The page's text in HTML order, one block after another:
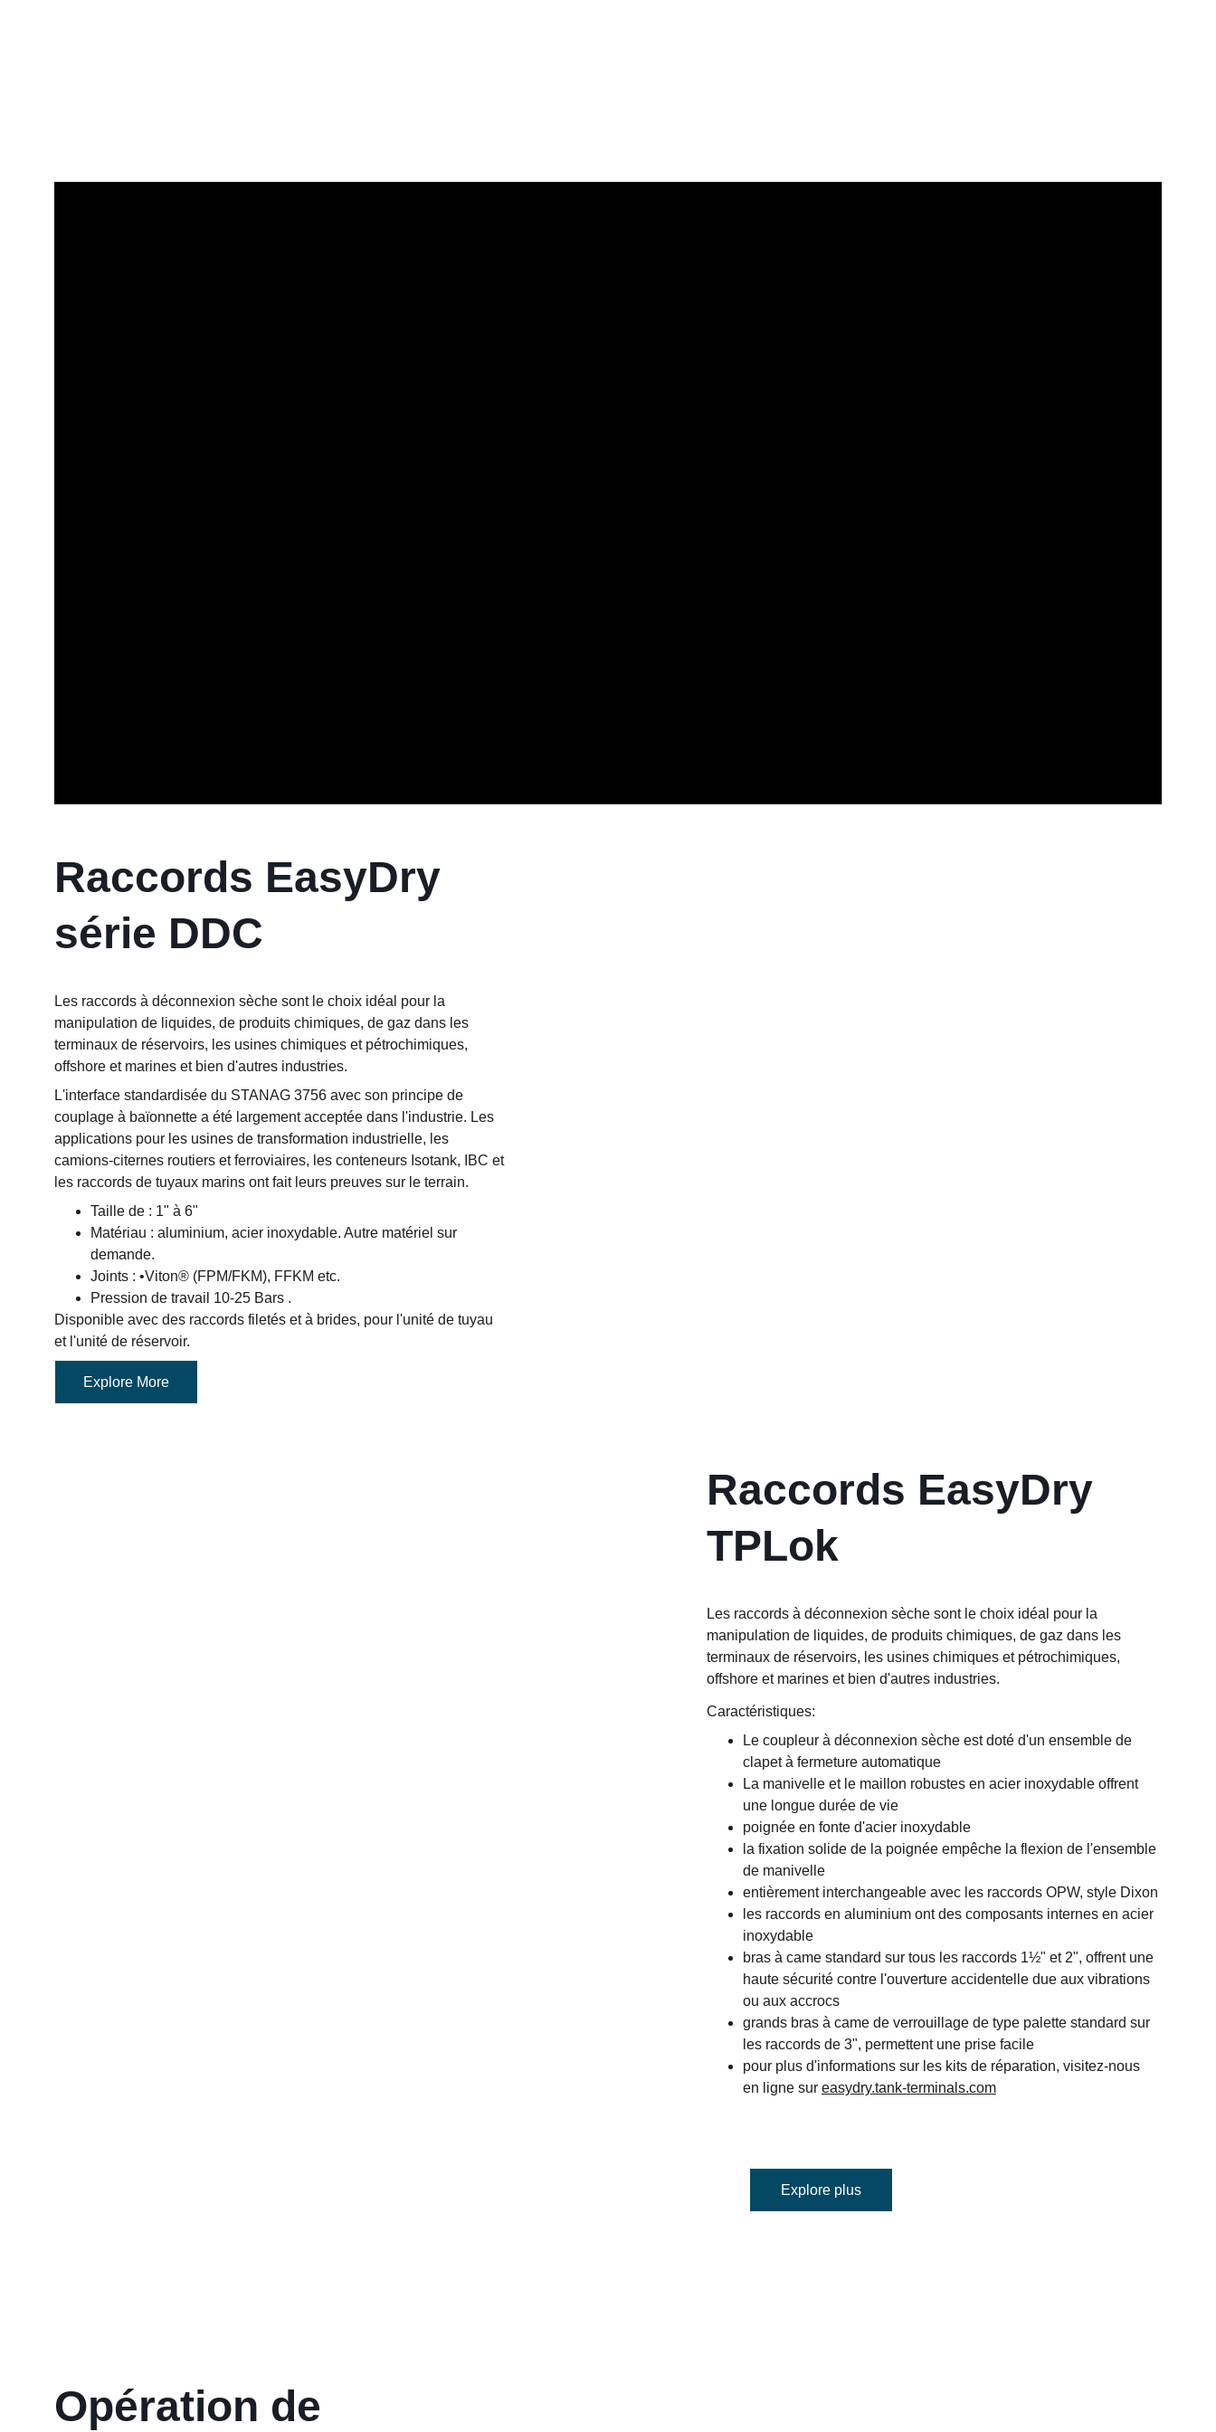
Raccords EasyDry
série DDC
Les raccords à déconnexion sèche sont le choix idéal pour la
manipulation de liquides, de produits chimiques, de gaz dans les
terminaux de réservoirs, les usines chimiques et pétrochimiques,
offshore et marines et bien d'autres industries.
L'interface standardisée du STANAG 3756 avec son principe de
couplage à baïonnette a été largement acceptée dans l'industrie. Les
applications pour les usines de transformation industrielle, les
camions-citernes routiers et ferroviaires, les conteneurs Isotank, IBC et
les raccords de tuyaux marins ont fait leurs preuves sur le terrain.
Taille de : 1" à 6"
Matériau : aluminium, acier inoxydable. Autre matériel sur
demande.
Joints : •Viton® (FPM/FKM), FFKM etc.
Pression de travail 10-25 Bars .
Disponible avec des raccords filetés et à brides, pour l'unité de tuyau
et l'unité de réservoir.
Explore More
Raccords EasyDry
TPLok
Les raccords à déconnexion sèche sont le choix idéal pour la
manipulation de liquides, de produits chimiques, de gaz dans les
terminaux de réservoirs, les usines chimiques et pétrochimiques,
offshore et marines et bien d'autres industries.
Caractéristiques:
Le coupleur à déconnexion sèche est doté d'un ensemble de
clapet à fermeture automatique
La manivelle et le maillon robustes en acier inoxydable offrent
une longue durée de vie
poignée en fonte d'acier inoxydable
la fixation solide de la poignée empêche la flexion de l'ensemble
de manivelle
entièrement interchangeable avec les raccords OPW, style Dixon
les raccords en aluminium ont des composants internes en acier
inoxydable
bras à came standard sur tous les raccords 1½" et 2", offrent une
haute sécurité contre l'ouverture accidentelle due aux vibrations
ou aux accrocs
grands bras à came de verrouillage de type palette standard sur
les raccords de 3", permettent une prise facile
pour plus d'informations sur les kits de réparation, visitez-nous
en ligne sur easydry.tank-terminals.com
Explore plus
Opération de